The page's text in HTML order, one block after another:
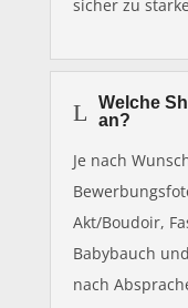
sicher zu
L
Welche
an?
Je nach
Akt/Boudoir,
Babybauch
nach